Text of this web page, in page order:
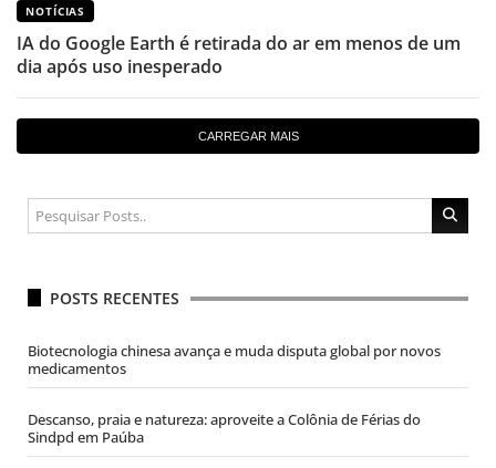
NOTÍCIAS
IA do Google Earth é retirada do ar em menos de um
dia após uso inesperado
CARREGAR MAIS
POSTS RECENTES
Biotecnologia chinesa avança e muda disputa global por novos
medicamentos
Descanso, praia e natureza: aproveite a Colônia de Férias do
Sindpd em Paúba